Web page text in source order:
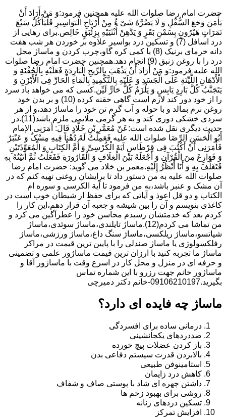
حضرت امام رضا صلوات الله علیه همچنین فرمود:وَ مَنْ أَرَادَ أَنْ
یَأْمَنَ وَجَعَ السُّفْلِ وَ لَا یَضُرَّهُ شَیْ ءٌ مِنْ أَرْیَاحِ الْبَوَاسِیرِ فَلْیَأْکُلْ سَبْعَ
تَمَرَاتٍ هَیْرُونٍ بِسَمْنِ بَقَرٍ وَ یَدَّهِنْ أُنْثَیَیْهِ بِزِئْبَقٍ خَالِص.برای رهایی از
درد اسافل (7) و تسکین درد بواسیر علاوه بر خوردن هر شب هفت
دانه خرمای برنیک (8) با کمی کره گاو،چرب کردن و ماساژ محل
درد را با روغن زنبق (9) انجام دهد.همچنین حضرت امام رضا صلوات
الله علیه فرمود:وَ مَنْ أَرَادَ أَنْ یَذْهَبَ بِالرِّیحِ الْبَارِدَةِ فَعَلَیْهِ بِالْحُقْنَةِ وَ
الْأَدْهَانِ اللَّیِّنَةِ عَلَى الْجَسَدِ وَ عَلَیْهِ بِالتَّکْمِیدِ بِالْمَاءِ الْحَارِّ فِی الْأَبْزَنِ وَ
یَتَجَنَّبُ کُلَّ بَارِدٍ یَابِسٍ وَ یَلْزَمُ کُلَّ حَارٍّ لَیِّن.کسی که می خواهد باد سرد
را از خود دور کند لازم است گاهی حقنه کرده (10) و بر بدن خود
روغن نرم بمالد و با حوله و آب گرم تن خود را ماساژ دهد،و از هر
سردی خشکی دوری کند و به هر گرمی ملایمی ملزم باشد(11).در
حدیث دیگری نقل شده است:عَنْ مُعَمَّرِ بْنِ خَلَّادٍ قَالَ: أَمَرَنِی الإمام
أَبُو الْحَسَنِ الرِّضَا صلوات الله علیه فَعَمِلْتُ لَهُ دُهْناً فِیهِ مِسْکٌ وَ عَنْبَرٌ
فَأَمَرَنِی أَنْ أَکْتُبَ فِی قِرْطَاسٍ آیَةَ الْکُرْسِیِّ وَ أُمَّ الْکِتَابِ وَ الْمُعَوِّذَتَیْنِ
وَ قَوَارِعَ مِنَ الْقُرْآنِ وَ أَجْعَلَهُ بَیْنَ الْغِلَافِ وَ الْقَارُورَةِ فَفَعَلْتُ ثُمَّ أَتَیْتُهُ بِهِ
فَتَغَلَّفَ بِهِ وَ أَنَا أَنْظُرُ إِلَیْهِ.معمر بن خلاد می گوید: حضرت امام رضا
صلوات الله علیه به من دستور داد تا برایشان روغنى تهیه کنم که در
آن مشک و عنبر باشد،به من فرمود تا آیة الکرسى و سوره ام
الکتاب و دو قل اعوذ و آیاتى که براى حفظ از شیطان خوب است در
کاغذى بنویسم و آن را بین شیشه و جعبه آن قرار دهم،این کار را
کردم بعد که خدمتشان رسیدم محاسن خود را عطرآگین می کرد و
من تماشا می کردم(12).ماساژ تایلندی،ماساژ سوئدی،ماساژ
شیاتسو،ماساژ ریلکسی،ماساژ سنگ داغ،ماساژ ورزشی،ماساژ
رفلکسولوژی یا ماساژ صندلی را با پایین ترین قیمت در مراکز
ماساژ ما تجربه کنید با ارزان ترین قیمت ماساژور علمی و تضمینی
و حرفه ای در منزل و محل کار در اسرع وقت با ماساژور آقا و
ماساژور خانم جهت رزرو با این شماره تماس
بگیرید.09106210197-خانم دکتر دمیرچی
ماساژ چه فایده ای دارد؟
درمانی ساده برای افسردگی
ضددردهای یکجانشینی
باز کردن عضلات پیچ خورده
بالابردن قدرت سیستم دفاعی بدن
استامینوفن طبیعی
کاهش درد زایمان
داشتن چهره ای شاد با پوستی صاف و شفاف
روشی برای بهبود زخم ها
تسکین دردهای زنانه
افزایش تمرکز